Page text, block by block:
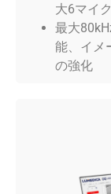
大6マイ
最大
能、イメ
の強化